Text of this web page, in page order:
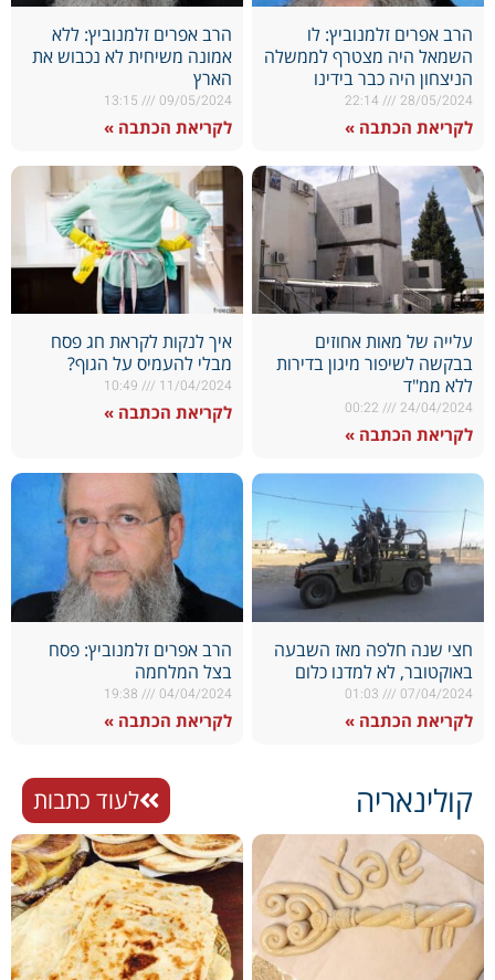
הרב אפרים זלמנוביץ: לו
השמאל היה מצטרף לממשלה
הניצחון היה כבר בידינו
28/05/2024
לקריאת הכתבה »
הרב אפרים זלמנוביץ: ללא
אמונה משיחית לא נכבוש את
הארץ
09/05/2024
לקריאת הכתבה »
עלייה של מאות אחוזים
בבקשה לשיפור מיגון בדירות
ללא ממ"ד
24/04/2024
לקריאת הכתבה »
איך לנקות לקראת חג פסח
מבלי להעמיס על הגוף?
11/04/2024
לקריאת הכתבה »
חצי שנה חלפה מאז השבעה
באוקטובר, לא למדנו כלום
07/04/2024
לקריאת הכתבה »
הרב אפרים זלמנוביץ: פסח
בצל המלחמה
04/04/2024
לקריאת הכתבה »
קולינאריה לעוד כתבות